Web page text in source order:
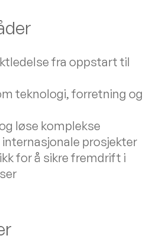
fra oppstart til
teknologi, forretning og
løse komplekse
prosjekter
for å sikre fremdrift i